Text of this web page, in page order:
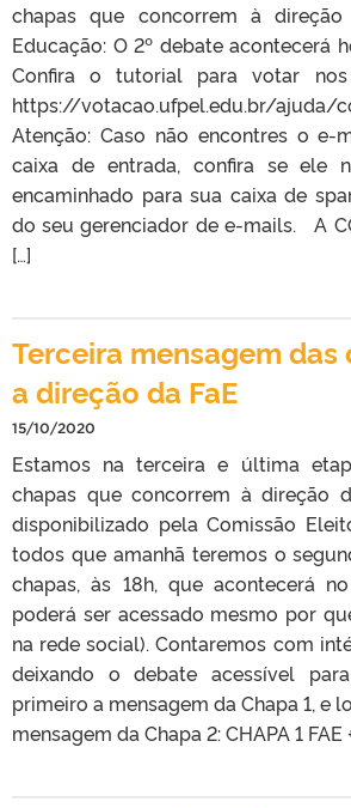
chapas que concorrem à
Educação: O 2º debate acontecerá
Confira o tutorial para votar
https://votacao.ufpel.edu.br/
Atenção: Caso não encontres o e-
caixa de entrada, confira se ele
encaminhado para sua caixa de
do seu gerenciador de e-mails. A
[…]
Terceira mensagem das
a direção da FaE
15/10/2020
Estamos na terceira e última
chapas que concorrem à direção
disponibilizado pela Comissão
todos que amanhã teremos o
chapas, às 18h, que acontecerá
poderá ser acessado mesmo por
na rede social). Contaremos com
deixando o debate acessível
primeiro a mensagem da Chapa 1, e
mensagem da Chapa 2: CHAPA 1 FAE